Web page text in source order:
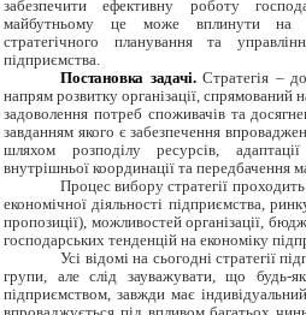
забезпечити ефективну роботу
майбутньому це може вплинути на
стратегічного планування та
підприємства.
Постановка задачі. Стратегія –
напрям розвитку організації, спрямований
задоволення потреб споживачів та
завданням якого є забезпечення
шляхом розподілу ресурсів,
внутрішньої координації та передбачення
Процес вибору стратегії
економічної діяльності підприємства,
пропозиції), можливостей організації,
господарських тенденцій на економіку
Усі відомі на сьогодні стратегії
групи, але слід зауважувати, що будь-
підприємством, завжди має